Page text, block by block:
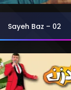
Sayeh Baz – 02